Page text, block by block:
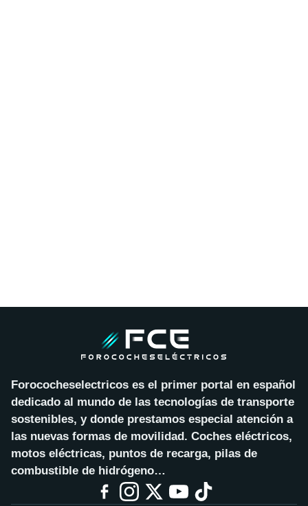
Forococheselectricos es el primer portal en español
dedicado al mundo de las tecnologías de transporte
sostenibles, y donde prestamos especial atención a
las nuevas formas de movilidad. Coches eléctricos,
motos eléctricas, puntos de recarga, pilas de
combustible de hidrógeno…